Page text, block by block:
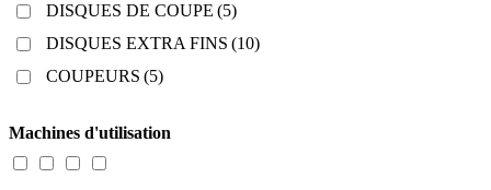
DISQUES DE COUPE (5)
DISQUES EXTRA FINS (10)
COUPEURS (5)
Machines d'utilisation